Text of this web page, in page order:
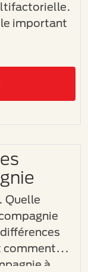
important
Quelle
comment
à